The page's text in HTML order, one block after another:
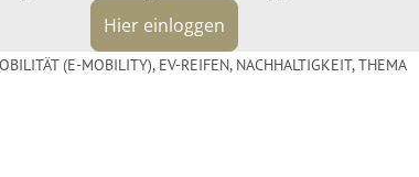
Hier einloggen
(E-MOBILITY), EV-REIFEN, NACHHALTIGKEIT,THEMA